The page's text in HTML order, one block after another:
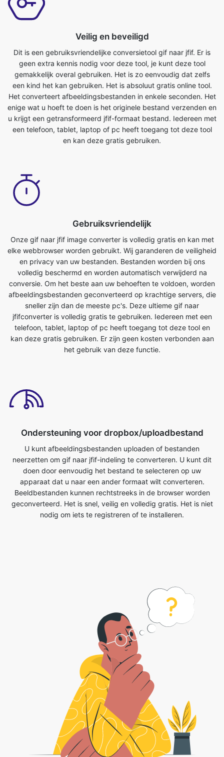
Dit is een gebruiksvriendelijke conversietool gif naar jfif. Er is
geen extra kennis nodig voor deze tool, je kunt deze tool
gemakkelijk overal gebruiken. Het is zo eenvoudig dat zelfs
een kind het kan gebruiken. Het is absoluut gratis online tool.
Het converteert afbeeldingsbestanden in enkele seconden. Het
enige wat u hoeft te doen is het originele bestand verzenden en
u krijgt een getransformeerd jfif-formaat bestand. Iedereen met
een telefoon, tablet, laptop of pc heeft toegang tot deze tool
en kan deze gratis gebruiken.
Onze gif naar jfif image converter is volledig gratis en kan met
elke webbrowser worden gebruikt. Wij garanderen de veiligheid
en privacy van uw bestanden. Bestanden worden bij ons
volledig beschermd en worden automatisch verwijderd na
conversie. Om het beste aan uw behoeften te voldoen, worden
afbeeldingsbestanden geconverteerd op krachtige servers, die
sneller zijn dan de meeste pc's. Deze ultieme gif naar
jfifconverter is volledig gratis te gebruiken. Iedereen met een
telefoon, tablet, laptop of pc heeft toegang tot deze tool en
kan deze gratis gebruiken. Er zijn geen kosten verbonden aan
het gebruik van deze functie.
Ondersteuning voor dropbox/uploadbestand
U kunt afbeeldingsbestanden uploaden of bestanden
doen door eenvoudig het bestand te selecteren op uw
apparaat dat u naar een ander formaat wilt converteren.
Beeldbestanden kunnen rechtstreeks in de browser worden
geconverteerd. Het is snel, veilig en volledig gratis. Het is niet
nodig om iets te registreren of te installeren.